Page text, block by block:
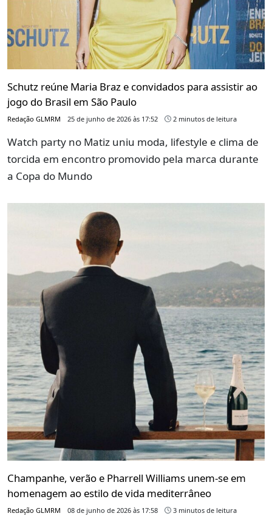
Schutz reúne Maria Braz e convidados para assistir ao
jogo do Brasil em São Paulo
Redação GLMRM 25 de junho de 2026 às 17:52 2 minutos de leitura
Watch party no Matiz uniu moda, lifestyle e clima de
torcida em encontro promovido pela marca durante
a Copa do Mundo
Champanhe, verão e Pharrell Williams unem-se em
homenagem ao estilo de vida mediterrâneo
Redação GLMRM 08 de junho de 2026 às 17:58 3 minutos de leitura